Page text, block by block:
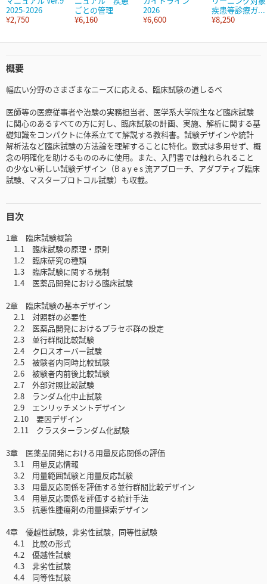
2025-2026
¥2,750
ごとの管理
¥6,160
2026
¥6,600
疾患等診療ガ...
¥8,250
概要
幅広い分野のさまざまなニーズに応える、臨床試験の道しるべ
医師等の医療従事者や治験の実務担当者、医学系大学院生など臨床試験
に関心のあるすべての方に対し、臨床試験の計画、実施、解析に関する基
礎知識をコンパクトに体系立てて解説する教科書。試験デザインや統計
解析法など臨床試験の方法論を理解することに特化。数式は多用せず、概
念の明確化を助けるもののみに使用。また、入門書では触れられること
の少ない新しい試験デザイン（B a y e s 流アプローチ、アダプティブ臨床
試験、マスタープロトコル試験）も収載。
目次
1章 臨床試験概論
1.1 臨床試験の原理・原則
1.2 臨床研究の種類
1.3 臨床試験に関する規制
1.4 医薬品開発における臨床試験
2章 臨床試験の基本デザイン
2.1 対照群の必要性
2.2 医薬品開発におけるプラセボ群の設定
2.3 並行群間比較試験
2.4 クロスオーバー試験
2.5 被験者内同時比較試験
2.6 被験者内前後比較試験
2.7 外部対照比較試験
2.8 ランダム化中止試験
2.9 エンリッチメントデザイン
2.10 要因デザイン
2.11 クラスターランダム化試験
3章 医薬品開発における用量反応関係の評価
3.1 用量反応情報
3.2 用量範囲試験と用量反応試験
3.3 用量反応関係を評価する並行群間比較デザイン
3.4 用量反応関係を評価する統計手法
3.5 抗悪性腫瘍剤の用量探索デザイン
4章 優越性試験，非劣性試験，同等性試験
4.1 比較の形式
4.2 優越性試験
4.3 非劣性試験
4.4 同等性試験